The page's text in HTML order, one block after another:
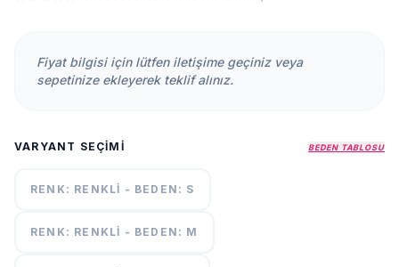
İLETİŞİM
ŞARTLARI
+90
Fiyat bilgisi için lütfen iletişime geçiniz veya
sepetinize ekleyerek teklif alınız.
VARYANT SEÇIMI BEDEN TABLOSU
RENK: RENKLI - BEDEN: S
RENK: RENKLI - BEDEN: M